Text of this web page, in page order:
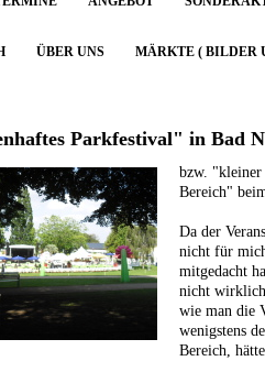
ÜBER UNS MÄRKTE ( BILDER
Parkfestival" in Bad
bzw.
Bereich"
Da der
nicht für
mitgedacht
nicht
wie man die
wenigstens
Bereich,